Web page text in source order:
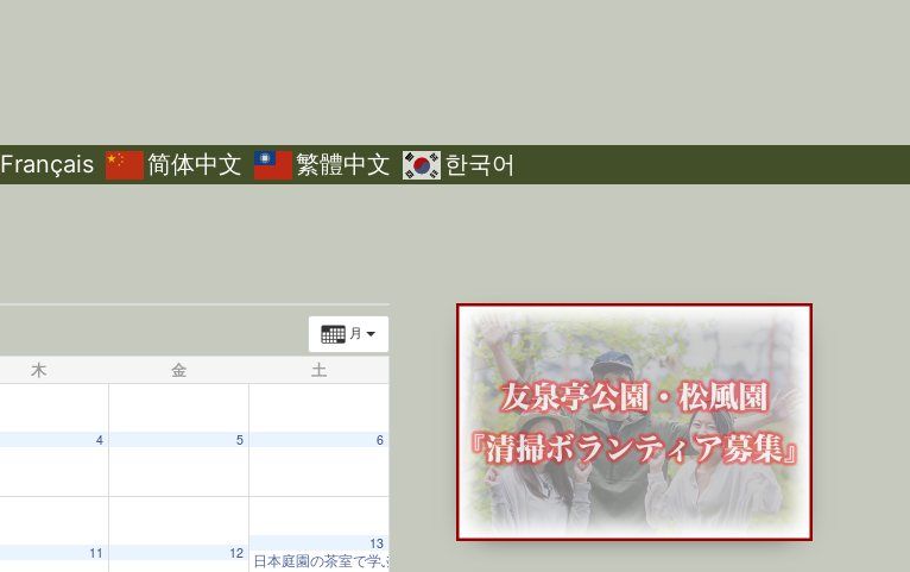
Français 简体中文 繁體中文 한국어
月
木 金 土
4 5 6
11 12
13
日本庭園の茶室で学ぶ子ども将棋教室